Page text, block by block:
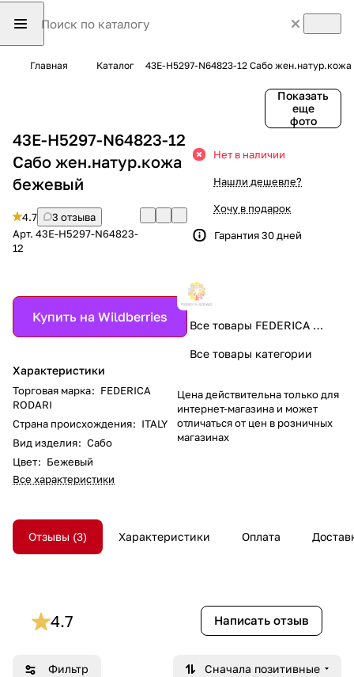
Главная Каталог 43E-H5297-N64823-12 Сабо
Показать
еще
фото
43E-H5297-N64823-12
Сабо жен.натур.кожа
бежевый
4.7
3 отзыва
Арт. 43E-H5297-N64823-
12
Купить на Wildberries
Характеристики
Торговая марка: FEDERICA
RODARI
Страна происхождения: ITALY
Вид изделия: Сабо
Цвет: Бежевый
Все характеристики
Нет в наличии
Нашли дешевле?
Хочу в подарок
Гарантия 30 дней
Все товары FEDERICA RODARI
Все товары категории
Цена действительна только для
интернет-магазина и может
отличаться от цен в розничных
магазинах
Отзывы 3 Характеристики Оплата
Фильтр Сначала позитивные
4.7 Написать отзыв